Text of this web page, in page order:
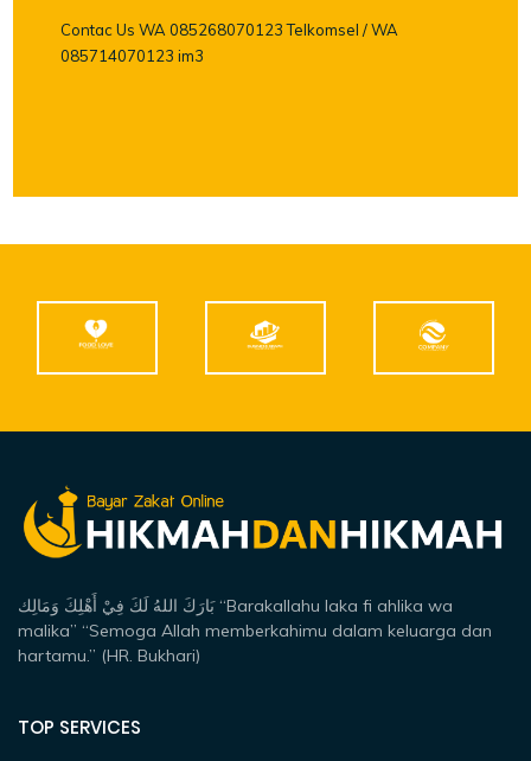
Contac Us WA 085268070123 Telkomsel / WA
085714070123 im3
بَارَكَ اللهُ لَكَ فِيْ أَهْلِكَ وَمَالِك “Barakallahu laka fi ahlika wa
malika” “Semoga Allah memberkahimu dalam keluarga dan
hartamu.” (HR. Bukhari)
TOP SERVICES